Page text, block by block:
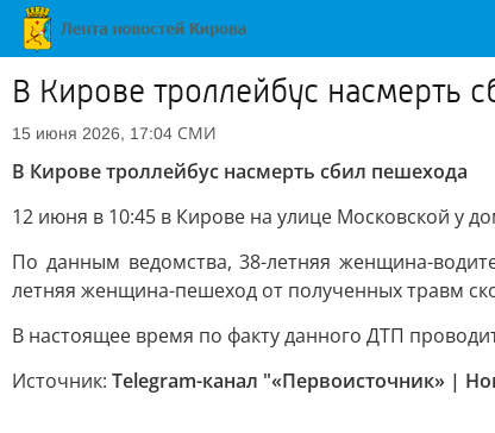
В Кирове троллейбус насмерть
15 июня 2026, 17:04 СМИ
В Кирове троллейбус насмерть сбил пешехода
12 июня в 10:45 в Кирове на улице Московской у
По данным ведомства, 38-летняя женщина-
летняя женщина-пешеход от полученных травм
В настоящее время по факту данного ДТП
Источник: Telegram-канал "«Первоисточник» |